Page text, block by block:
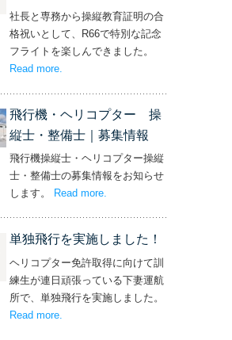
社長と専務から操縦教育証明の合
格祝いとして、R66で特別な記念
フライトを楽しんできました。
Read more
飛行機・ヘリコプター 操
縦士・整備士｜募集情報
飛行機操縦士・ヘリコプター操縦
士・整備士の募集情報をお知らせ
します。
Read more– ‘飛行機・ヘリコプター
.
単独飛行を実施しました！
ヘリコプター免許取得に向けて訓
練生が連日頑張っている下妻運航
所で、単独飛行を実施しました。
Read more